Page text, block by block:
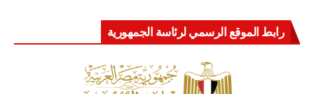
رابط الموقع الرسمي لرئاسة الجمهورية